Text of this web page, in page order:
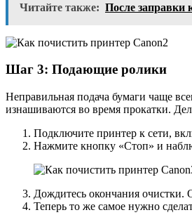
Читайте также: После заправки
Шаг 3: Подающие ролики
Неправильная подача бумаги чаще
изнашиваются во время прокатки.
Подключите принтер к сети,
Нажмите кнопку «Стоп» и
Дождитесь окончания очистки.
Теперь то же самое нужно